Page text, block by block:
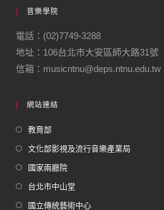
音樂學院
電話：(02)7749-3288
地址：106台北市大安區師大路31號
信箱：musicntnu@deps.ntnu.edu.tw
網站連結
教育部
文化部影視及流行音樂產業局
國家兩廳院
台北市中山堂
國立傳統藝術中心